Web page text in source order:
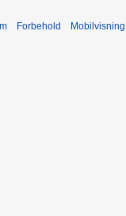
Forbehold Mobilvisning